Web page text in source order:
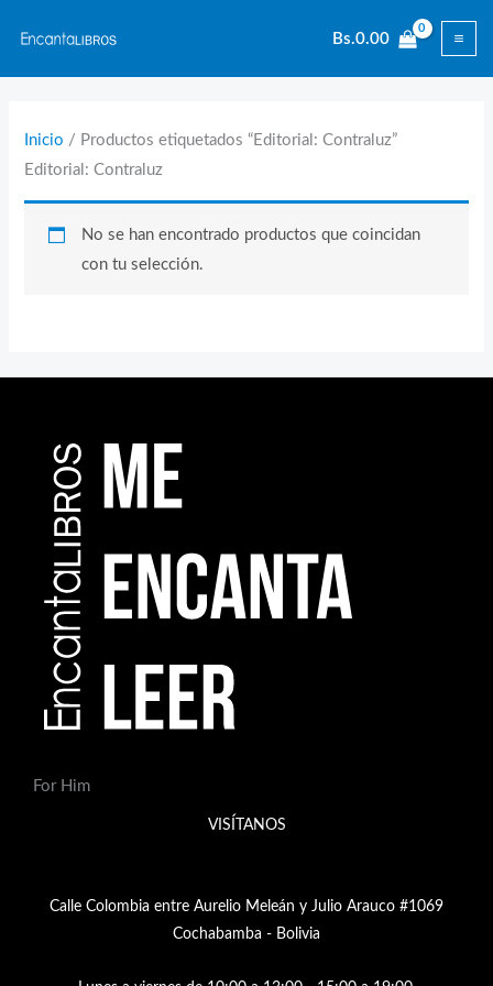
contenido
Bs.0.00
Inicio / Productos etiquetados “Editorial: Contraluz”
Editorial: Contraluz
No se han encontrado productos que coincidan
con tu selección.
For Him
VISÍTANOS
Calle Colombia entre Aurelio Meleán y Julio Arauco #1069
Cochabamba - Bolivia